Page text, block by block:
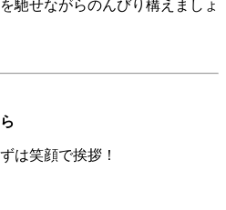
馳せながらのんびり構えましょ
は笑顔で挨拶！